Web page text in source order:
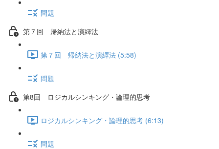
問題
第７回 帰納法と演繹法
第７回 帰納法と演繹法 (5:58)
問題
第8回 ロジカルシンキング・論理的思考
ロジカルシンキング・論理的思考 (6:13)
問題